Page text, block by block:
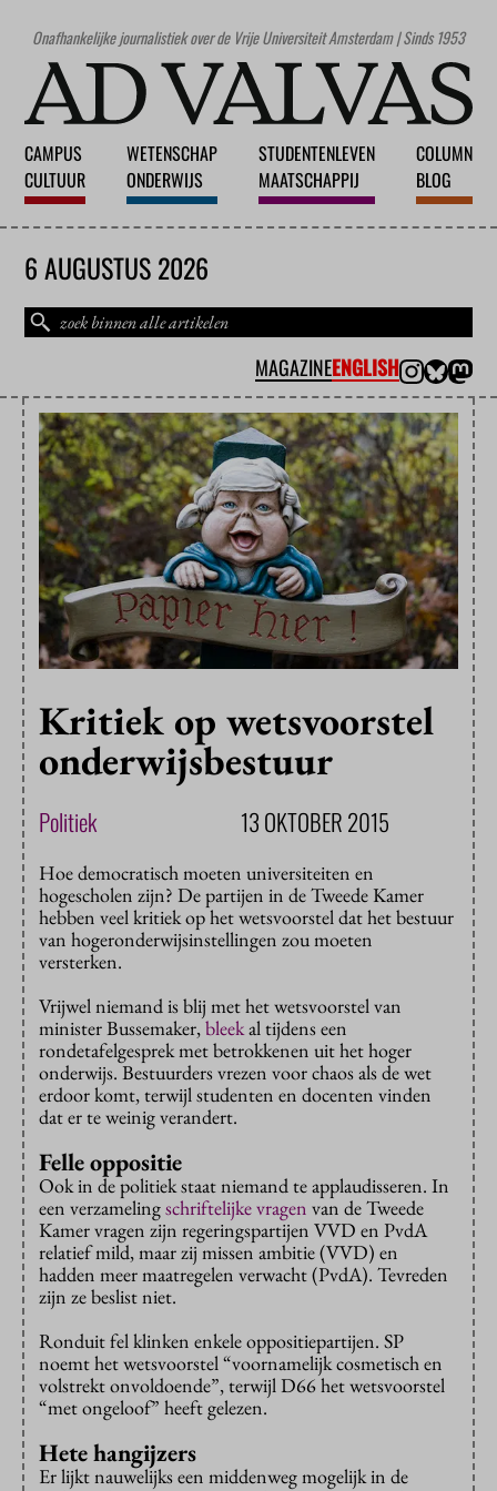
Onafhankelijke journalistiek over de Vrije Universiteit Amsterdam | Sinds 1953
CAMPUS
CULTUUR
WETENSCHAP
ONDERWIJS
STUDENTENLEVEN
MAATSCHAPPIJ
COLUMN
BLOG
6 AUGUSTUS 2026
MAGAZINEENGLISH
Kritiek op wetsvoorstel
onderwijsbestuur
Politiek 13 OKTOBER 2015
Hoe democratisch moeten universiteiten en
hogescholen zijn? De partijen in de Tweede Kamer
hebben veel kritiek op het wetsvoorstel dat het bestuur
van hogeronderwijsinstellingen zou moeten
versterken.
Vrijwel niemand is blij met het wetsvoorstel van
minister Bussemaker,bleekal tijdens een
rondetafelgesprek met betrokkenen uit het hoger
onderwijs. Bestuurders vrezen voor chaos als de wet
erdoor komt, terwijl studenten en docenten vinden
dat er te weinig verandert.
Felle oppositie
Ook in de politiek staat niemand te applaudisseren. In
een verzamelingschriftelijke vragen van de Tweede
Kamer vragen zijn regeringspartijen VVD en PvdA
relatief mild, maar zij missen ambitie (VVD) en
hadden meer maatregelen verwacht (PvdA). Tevreden
zijn ze beslist niet.
Ronduit fel klinken enkele oppositiepartijen. SP
noemt het wetsvoorstel “voornamelijk cosmetisch en
volstrekt onvoldoende”, terwijl D66 het wetsvoorstel
“met ongeloof” heeft gelezen.
Hete hangijzers
Er lijkt nauwelijks een middenweg mogelijk in de